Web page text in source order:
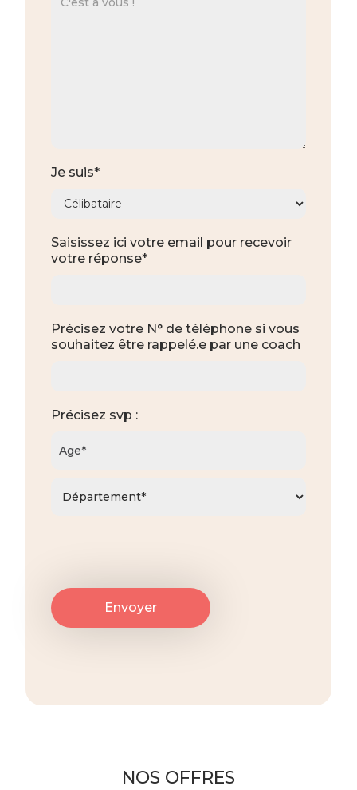
Je suis*
Saisissez ici votre email pour recevoir
votre réponse*
Précisez votre N° de téléphone si vous
souhaitez être rappelé.e par une coach
Précisez svp :
NOS OFFRES